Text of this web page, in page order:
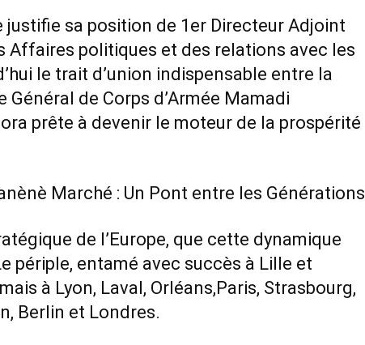
justifie sa position de 1er Directeur Adjoint
Affaires politiques et des relations avec les
le trait d’union indispensable entre la
Général de Corps d’Armée Mamadi
prête à devenir le moteur de la prospérité
Marché : Un Pont entre les Générations
de l’Europe, que cette dynamique
périple, entamé avec succès à Lille et
à Lyon, Laval, Orléans,Paris, Strasbourg,
Berlin et Londres.